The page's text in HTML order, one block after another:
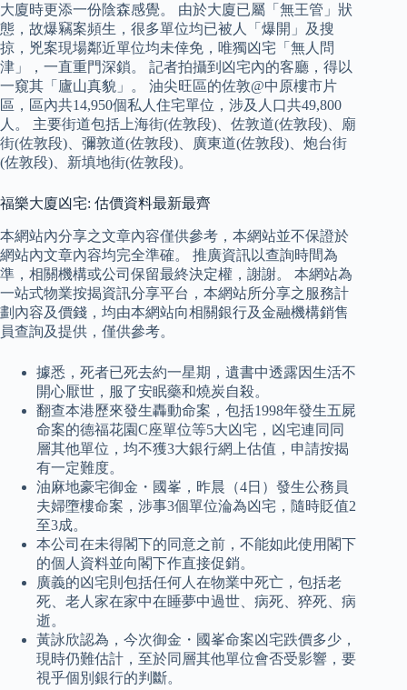
大廈時更添一份陰森感覺。 由於大廈已屬「無王管」狀
態，故爆竊案頻生，很多單位均已被人「爆開」及搜
掠，兇案現場鄰近單位均未倖免，唯獨凶宅「無人問
津」，一直重門深鎖。 記者拍攝到凶宅內的客廳，得以
一窺其「廬山真貌」。 油尖旺區的佐敦@中原樓市片
區，區內共14,950個私人住宅單位，涉及人口共49,800
人。 主要街道包括上海街(佐敦段)、佐敦道(佐敦段)、廟
街(佐敦段)、彌敦道(佐敦段)、廣東道(佐敦段)、炮台街
(佐敦段)、新填地街(佐敦段)。
福樂大廈凶宅: 估價資料最新最齊
本網站內分享之文章內容僅供參考，本網站並不保證於
網站內文章內容均完全準確。 推廣資訊以查詢時間為
準，相關機構或公司保留最終決定權，謝謝。 本網站為
一站式物業按揭資訊分享平台，本網站所分享之服務計
劃內容及價錢，均由本網站向相關銀行及金融機構銷售
員查詢及提供，僅供參考。
據悉，死者已死去約一星期，遺書中透露因生活不
開心厭世，服了安眠藥和燒炭自殺。
翻查本港歷來發生轟動命案，包括1998年發生五屍
命案的德福花園C座單位等5大凶宅，凶宅連同同
層其他單位，均不獲3大銀行網上估值，申請按揭
有一定難度。
油麻地豪宅御金・國峯，昨晨（4日）發生公務員
夫婦墮樓命案，涉事3個單位淪為凶宅，隨時貶值2
至3成。
本公司在未得閣下的同意之前，不能如此使用閣下
的個人資料並向閣下作直接促銷。
廣義的凶宅則包括任何人在物業中死亡，包括老
死、老人家在家中在睡夢中過世、病死、猝死、病
逝。
黃詠欣認為，今次御金・國峯命案凶宅跌價多少，
現時仍難估計，至於同層其他單位會否受影響，要
視乎個別銀行的判斷。